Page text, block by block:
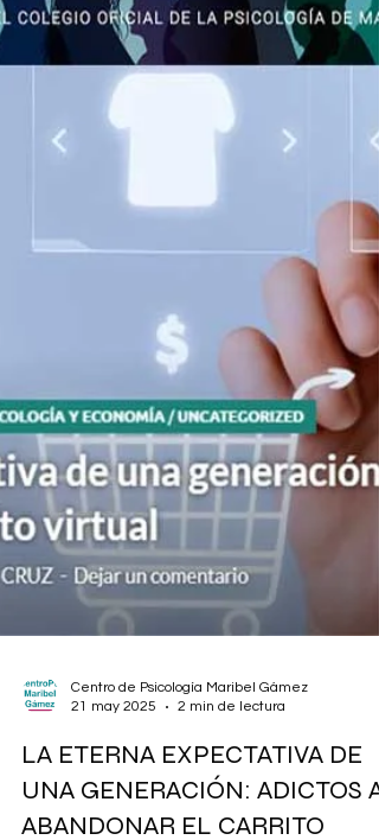
la prueba práctica de los efectos de un détox
una semana.